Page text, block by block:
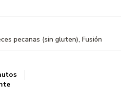
pecanas (sin gluten), Fusión